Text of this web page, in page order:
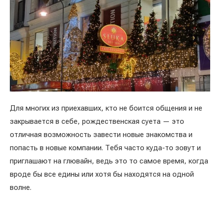
Для многих из приехавших, кто не боится общения и не
закрывается в себе, рождественская суета — это
отличная возможность завести новые знакомства и
попасть в новые компании. Тебя часто куда-то зовут и
приглашают на глювайн, ведь это то самое время, когда
вроде бы все едины или хотя бы находятся на одной
волне.